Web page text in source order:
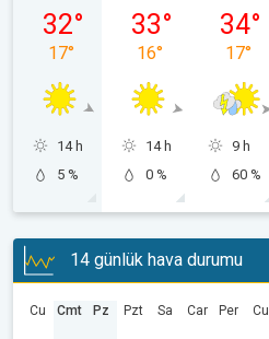
32°
17°
14 h
5 %
33°
16°
14 h
0 %
34°
17°
9 h
60 %
14 günlük hava durumu
Cu Cmt Pz Pzt Sa Car Per Cu